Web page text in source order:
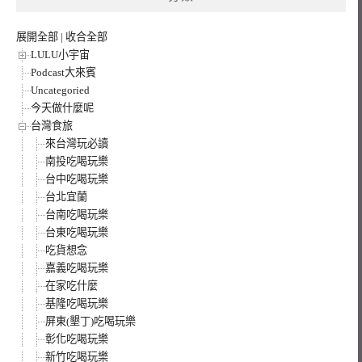
展開全部 | 收合全部
LULU小宇宙
Podcast大來賓
Uncategoried
今天做什麼呢
台灣食旅
來台灣玩必讀
南投吃喝玩樂
台中吃喝玩樂
台北宜蘭
台南吃喝玩樂
台東吃喝玩樂
吃貨想念
嘉義吃喝玩樂
在家吃什麼
基隆吃喝玩樂
屏東(墾丁)吃喝玩樂
彰化吃喝玩樂
新竹吃喝玩樂